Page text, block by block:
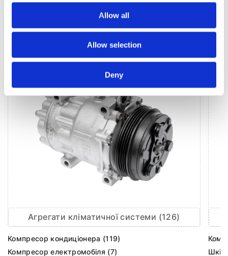
Allow all
Allow selection
Deny
КЛІМАТИЗАЦІЯ ДЛЯBMW 3
Агрегати кліматичної системи (126)
Компресор кондиціонера (119)
Компресор електромобіля (7)
Шків